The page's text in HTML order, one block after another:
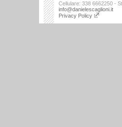
Cellulare: 338 6662250 -
info@danielescaglioni.it
Privacy Policy